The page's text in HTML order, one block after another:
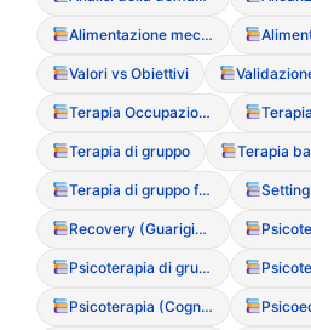
Alimentazione meccanica
Valori vs Obiettivi
Terapia Occupazionale
Terapia di gruppo
Terapia di gruppo focalizzata sul corpo
Recovery (Guarigione come processo multidimensionale)
Psicoterapia di gruppo
Psicoterapia (Cognitivo-Comportamentale, Familiare, Psicoanalitica)